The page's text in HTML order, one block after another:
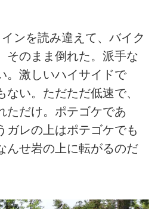
ンを読み違えて、バイク
そのまま倒れた。派手な
。激しいハイサイドで
ない。ただただ低速で、
ただけ。ポテゴケであ
ガレの上はポテゴケでも
んせ岩の上に転がるのだ